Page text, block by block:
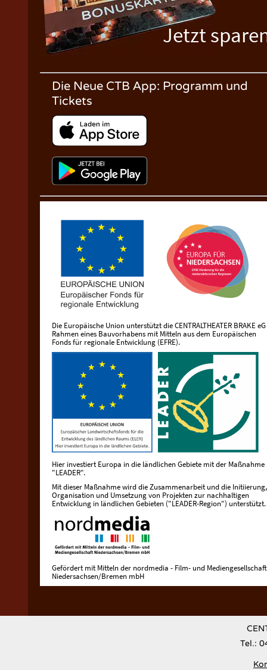
Jetzt
Die Neue CTB App: Programm und
Tickets
Die Europäische Union unterstützt die CENTRALTHEATER BRAKE
Rahmen eines Bauvorhabens mit Mitteln aus dem Europäischen
Fonds für regionale Entwicklung (EFRE).
Hier investiert Europa in die ländlichen Gebiete mit der Maßnahme
"LEADER".
Mit dieser Maßnahme wird die Zusammenarbeit und die Initiierung,
Organisation und Umsetzung von Projekten zur nachhaltigen
Entwicklung in ländlichen Gebieten ("LEADER-Region") unterstützt.
Gefördert mit Mitteln der nordmedia - Film- und Mediengesellschaft
Niedersachsen/Bremen mbH
Tel.: